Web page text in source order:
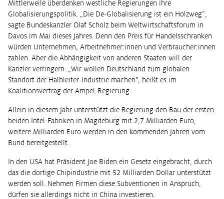
Mittlerweile überdenken westliche Regierungen ihre
Globalisierungspolitik. „Die De-Globalisierung ist ein Holzweg“,
sagte Bundeskanzler Olaf Scholz beim Weltwirtschaftsforum in
Davos im Mai dieses Jahres. Denn den Preis für Handelsschranken
würden Unternehmen, Arbeitnehmer:innen und Verbraucher:innen
zahlen. Aber die Abhängigkeit von anderen Staaten will der
Kanzler verringern. „Wir wollen Deutschland zum globalen
Standort der Halbleiter-Industrie machen", heißt es im
Koalitionsvertrag der Ampel-Regierung.
Allein in diesem Jahr unterstützt die Regierung den Bau der ersten
beiden Intel-Fabriken in Magdeburg mit 2,7 Milliarden Euro,
weitere Milliarden Euro werden in den kommenden Jahren vom
Bund bereitgestellt.
In den USA hat Präsident Joe Biden ein Gesetz eingebracht, durch
das die dortige Chipindustrie mit 52 Milliarden Dollar unterstützt
werden soll. Nehmen Firmen diese Subventionen in Anspruch,
dürfen sie allerdings nicht in China investieren.